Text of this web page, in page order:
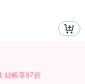
結帳享97折